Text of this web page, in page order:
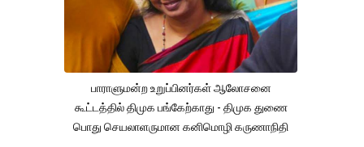
பாராளுமன்ற உறுப்பினர்கள் ஆலோசனை
கூட்டத்தில் திமுக பங்கேற்காது - திமுக துணை
பொது செயலாளருமான கனிமொழி கருணாநிதி